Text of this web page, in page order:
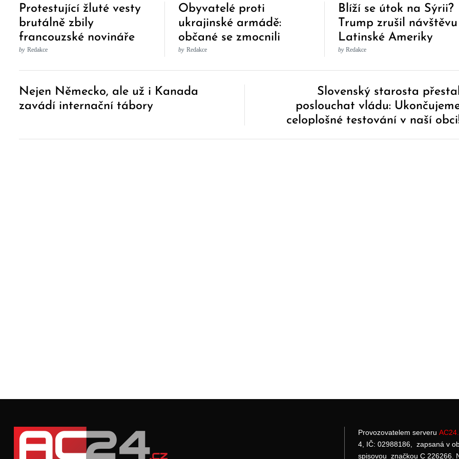
Protestující žluté vesty
brutálně zbily
francouzské novináře
za zaujaté a nesprávné
by Redakce
Obyvatelé proti
ukrajinské armádě:
občané se zmocnili
obrněného vozu
by Redakce
Blíží se útok na Sýrii?
Trump zrušil návštěvu
Latinské Ameriky
by Redakce
Post
Navigation
Nejen Německo, ale už i Kanada
zavádí internační tábory
Slovenský starosta přestal
poslouchat vládu:
celoplošné testování v naší
Provozovatelem serveru
4, IČ: 02988186, zapsaná v
spisovou značkou C 226266.